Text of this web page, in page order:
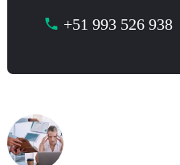
+51 993 526 938